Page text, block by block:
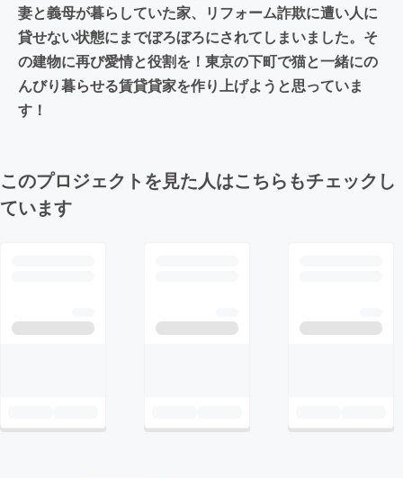
妻と義母が暮らしていた家、リフォーム詐欺に遭い人に
貸せない状態にまでぼろぼろにされてしまいました。そ
の建物に再び愛情と役割を！東京の下町で猫と一緒にの
んびり暮らせる賃貸貸家を作り上げようと思っていま
す！
このプロジェクトを見た人はこちらもチェックし
ています